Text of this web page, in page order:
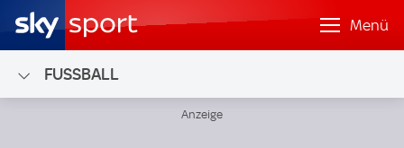
Menü
FUSSBALL